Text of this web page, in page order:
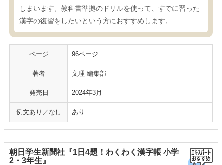
しまいます。教科書準拠のドリルを使って、すでに習った
漢字の復習をしたいという方におすすめします。
ページ 96ページ
著者 文理 編集部
発売日 2024年3月
例文あり／なし あり
朝日学生新聞社『1日4題！わくわく漢字帳 小学
2・3年生』